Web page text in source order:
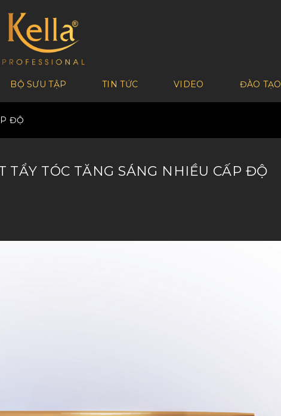
BỘ SƯU TẬP TIN TỨC VIDEO ĐÀO TẠO
ĐỘ
TẨY TÓC TĂNG SÁNG NHIỀU CẤP ĐỘ